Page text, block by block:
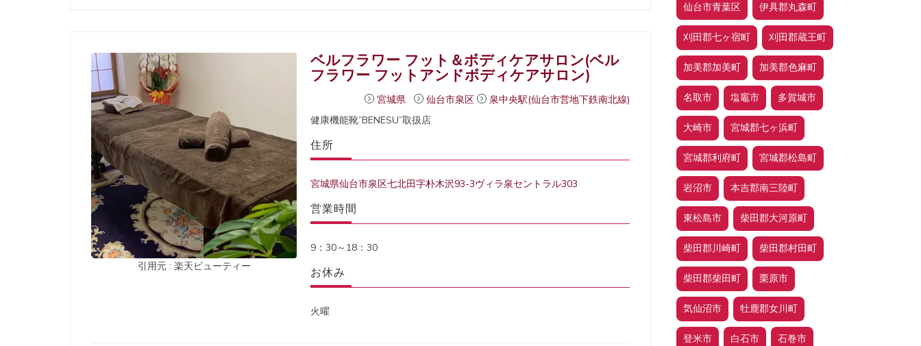
引用元 : 楽天ビューティー
ベルフラワー フット＆ボディケアサロン(ベル
フラワー フットアンドボディケアサロン)
宮城県 仙台市泉区
泉中央駅(仙台市営地下鉄南北線)
健康機能靴”BENESU”取扱店
住所
宮城県仙台市泉区七北田字朴木沢93-3ヴィラ泉セントラル303
営業時間
9：30～18：30
お休み
火曜
仙台市青葉区 伊具郡丸森町
刈田郡七ヶ宿町 刈田郡蔵王町
加美郡加美町 加美郡色麻町
名取市 塩竈市 多賀城市
大崎市 宮城郡七ヶ浜町
宮城郡利府町 宮城郡松島町
岩沼市 本吉郡南三陸町
東松島市 柴田郡大河原町
柴田郡川崎町 柴田郡村田町
柴田郡柴田町 栗原市
気仙沼市 牡鹿郡女川町
登米市 白石市 石巻市